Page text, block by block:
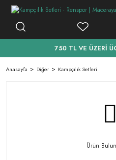
750 TL VE ÜZERİ
Anasayfa Diğer Kampçılık Setleri
Ürün